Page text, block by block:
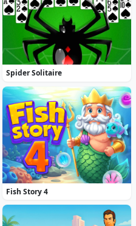
Spider Solitaire
Fish Story 4